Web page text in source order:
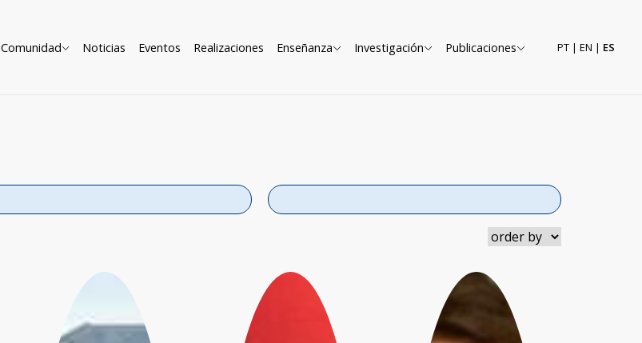
Comunidad Noticias Eventos Realizaciones Enseñanza Investigación Publicaciones PT| EN | ES